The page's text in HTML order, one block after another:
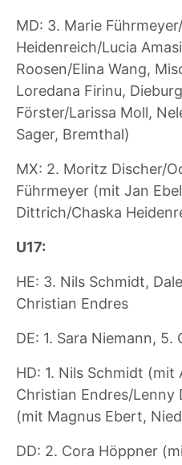
MD: 3. Marie
Heidenreich/Lucia
Roosen/Elina Wang,
Loredana Firinu,
Förster/Larissa Moll,
Sager, Bremthal)
MX: 2. Moritz Discher/
Führmeyer (mit Jan
Dittrich/Chaska
U17:
HE: 3. Nils Schmidt,
Christian Endres
DE: 1. Sara Niemann, 5.
HD: 1. Nils Schmidt
Christian Endres/
(mit Magnus Ebert,
DD: 2. Cora Höppner